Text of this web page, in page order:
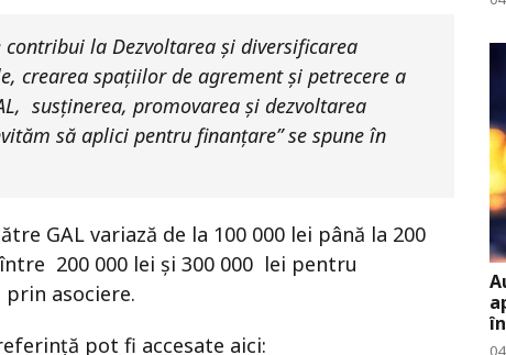
la Dezvoltarea și diversificarea
crearea spațiilor de agrement și petrecere a
susținerea, promovarea și dezvoltarea
să aplici pentru finanțare” se spune în
GAL variază de la 100 000 lei până la 200
200 000 lei și 300 000 lei pentru
asociere.
pot fi accesate aici: